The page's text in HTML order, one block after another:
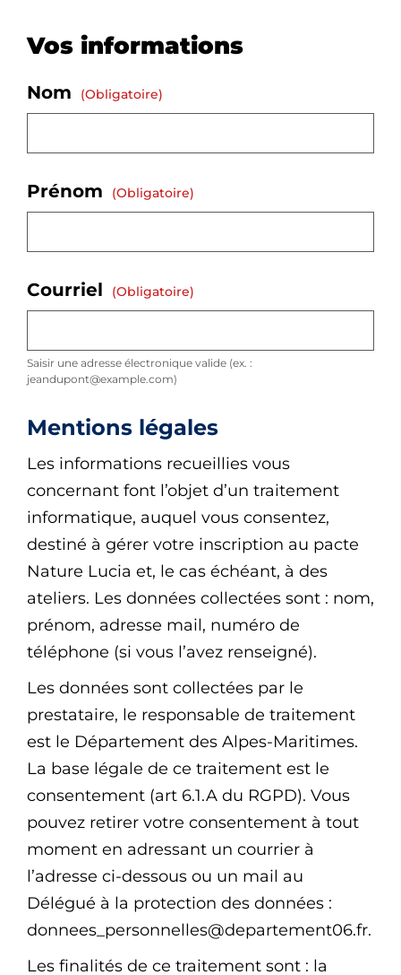
Vos informations
Nom (obligatoire)
Prénom (obligatoire)
Courriel (obligatoire)
Saisir une adresse électronique valide (ex. :
jeandupont@example.com)
Mentions légales
Les informations recueillies vous
concernant font l’objet d’un traitement
informatique, auquel vous consentez,
destiné à gérer votre inscription au pacte
Nature Lucia et, le cas échéant, à des
ateliers. Les données collectées sont : nom,
prénom, adresse mail, numéro de
téléphone (si vous l’avez renseigné).
Les données sont collectées par le
prestataire, le responsable de traitement
est le Département des Alpes-Maritimes.
La base légale de ce traitement est le
consentement (art 6.1.A du RGPD). Vous
pouvez retirer votre consentement à tout
moment en adressant un courrier à
l’adresse ci-dessous ou un mail au
Délégué à la protection des données :
donnees_personnelles@departement06.fr.
Les finalités de ce traitement sont : la